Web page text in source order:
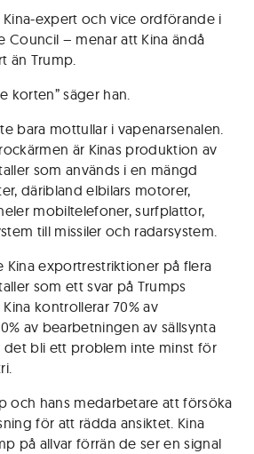
expert och vice ordförande i
Council – menar att Kina ändå
än Trump.
korten” säger han.
bara mottullar i vapenarsenalen.
är Kinas produktion av
som används i en mängd
däribland elbilars motorer,
mobiltelefoner, surfplattor,
till missiler och radarsystem.
Kina exportrestriktioner på flera
som ett svar på Trumps
kontrollerar 70% av
av bearbetningen av sällsynta
det bli ett problem inte minst för
och hans medarbetare att försöka
för att rädda ansiktet. Kina
på allvar förrän de ser en signal